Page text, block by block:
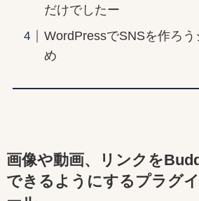
だけでしたー
WordPressでSNSを作ろう
め
画像や動画、リンクを
できるようにするプラグ